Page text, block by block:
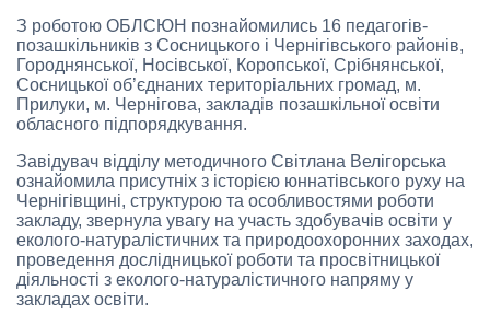
З роботою ОБЛСЮН познайомились 16 педагогів-
позашкільників з Сосницького і Чернігівського районів,
Городнянської, Носівської, Коропської, Срібнянської,
Сосницької об’єднаних територіальних громад, м.
Прилуки, м. Чернігова, закладів позашкільної освіти
обласного підпорядкування.
Завідувач відділу методичного Світлана Велігорська
ознайомила присутніх з історією юннатівського руху на
Чернігівщині, структурою та особливостями роботи
закладу, звернула увагу на участь здобувачів освіти у
еколого-натуралістичних та природоохоронних заходах,
проведення дослідницької роботи та просвітницької
діяльності з еколого-натуралістичного напряму у
закладах освіти.